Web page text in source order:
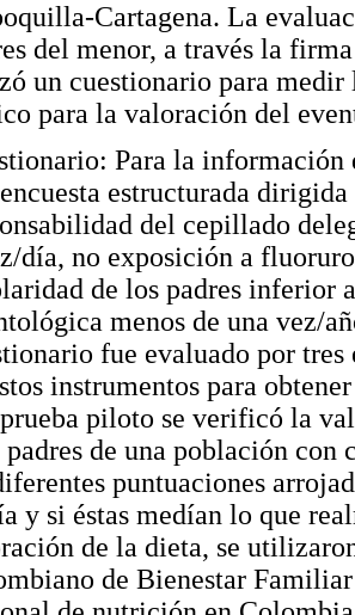
Cartagena. La
del menor, a través la
un cuestionario para
para la valoración del
Para la información
estructurada
del cepillado
día, no exposición a
de los padres inferior
menos de una vez/
fue evaluado por
instrumentos para
piloto se verificó la
padres de una población
puntuaciones
y si éstas medían lo que
de la dieta, se
de Bienestar